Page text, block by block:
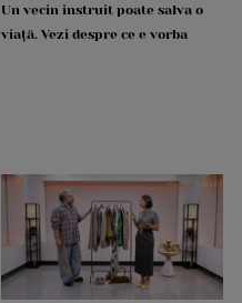
Un vecin instruit poate salva o
viață. Vezi despre ce e vorba